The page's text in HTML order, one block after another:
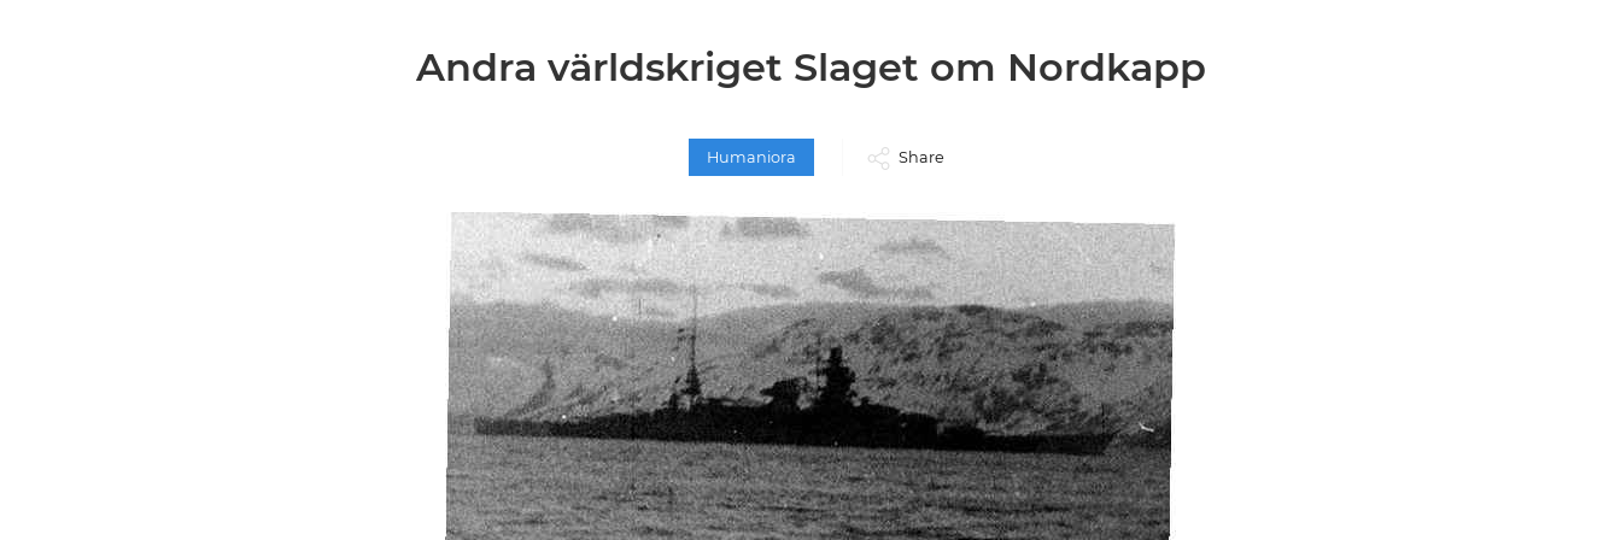
Andra världskriget Slaget om Nordkapp
Humaniora Share